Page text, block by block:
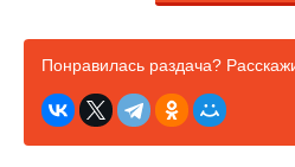
Понравилась раздача?